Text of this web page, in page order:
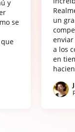
y
se
un
a los
en